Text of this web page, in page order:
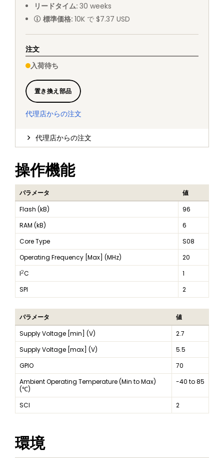
リードタイム: 30 weeks
標準価格: 10K で $7.37 USD
注文
入荷待ち
置き換え部品
代理店からの注文
代理店からの注文
操作機能
パラメータ
値
Flash (kB)
96
RAM (kB)
6
Core Type
S08
Operating Frequency [Max] (MHz)
20
I2C
1
SPI
2
パラメータ
値
Supply Voltage [min] (V)
2.7
Supply Voltage [max] (V)
5.5
GPIO
70
Ambient Operating Temperature (Min to Max)
(℃)
-40 to 85
SCI 2
環境